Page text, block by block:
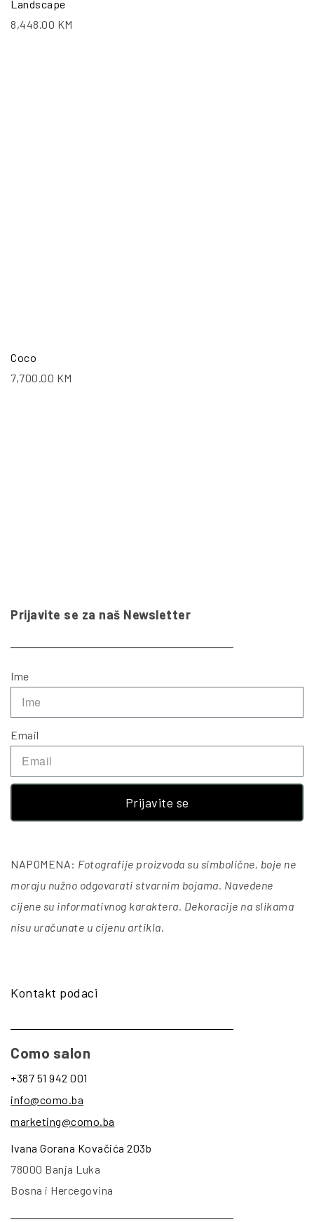
Landscape
8,448.00 KM
Coco
7,700.00 KM
Prijavite se za naš Newsletter
Ime
Email
Prijavite se
NAPOMENA: Fotografije proizvoda su simbolične, boje ne
moraju nužno odgovarati stvarnim bojama. Navedene
cijene su informativnog karaktera. Dekoracije na slikama
nisu uračunate u cijenu artikla.
Kontakt podaci
Como salon
+387 51 942 001
info@como.ba
marketing@como.ba
Ivana Gorana Kovačića 203b
78000 Banja Luka
Bosna i Hercegovina